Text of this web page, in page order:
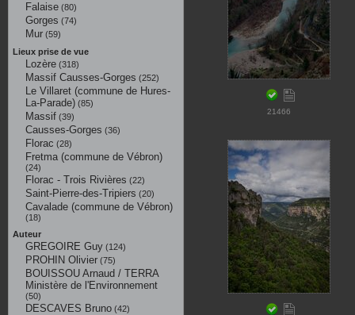
Falaise (80)
Gorges (74)
Mur (59)
Lieux prise de vue
Lozère (318)
Massif Causses-Gorges (252)
Le Villaret (commune de Hures-
La-Parade) (85)
Massif (39)
Causses-Gorges (36)
Florac (28)
Fretma (commune de Vébron)
(24)
Florac - Trois Rivières (22)
Saint-Pierre-des-Tripiers (20)
Cavalade (commune de Vébron)
(18)
Auteur
GREGOIRE Guy (124)
PROHIN Olivier (75)
BOUISSOU Arnaud / TERRA
Ministère de l'Environnement
(50)
DESCAVES Bruno (42)
21466